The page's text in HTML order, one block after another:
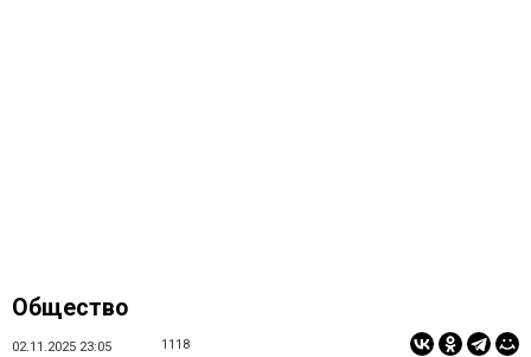
Общество
02.11.2025 23:05 1118